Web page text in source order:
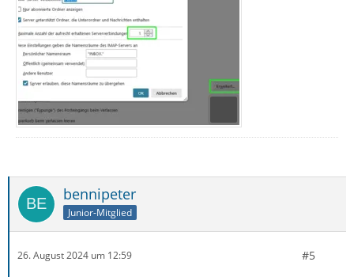
bennipeter
Junior-Mitglied
26. August 2024 um 12:59 #5